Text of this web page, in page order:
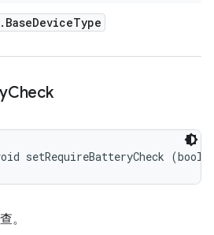
. BaseDeviceType
Check
setRequireBatteryCheck
。